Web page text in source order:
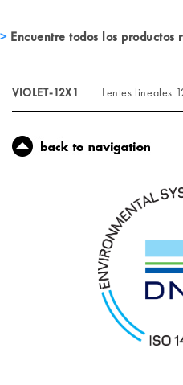
Encuentre todos los productos
VIOLET-12X1 Lentes lineales